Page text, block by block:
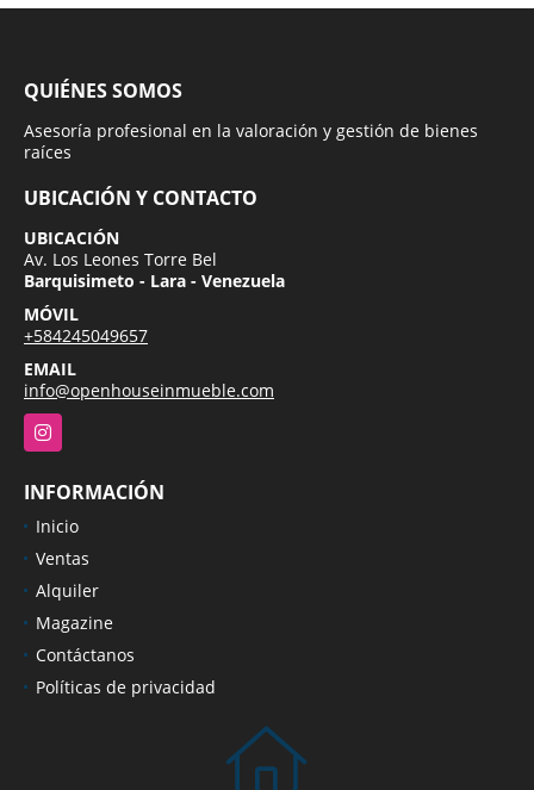
QUIÉNES SOMOS
Asesoría profesional en la valoración y gestión de bienes
raíces
UBICACIÓN Y CONTACTO
UBICACIÓN
Av. Los Leones Torre Bel
Barquisimeto - Lara - Venezuela
MÓVIL
+584245049657
EMAIL
info@openhouseinmueble.com
Instagram
INFORMACIÓN
Inicio
Ventas
Alquiler
Magazine
Contáctanos
Políticas de privacidad